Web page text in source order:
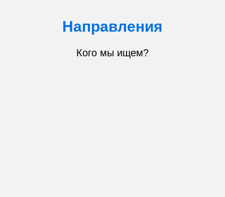
Направления
Кого мы ищем?